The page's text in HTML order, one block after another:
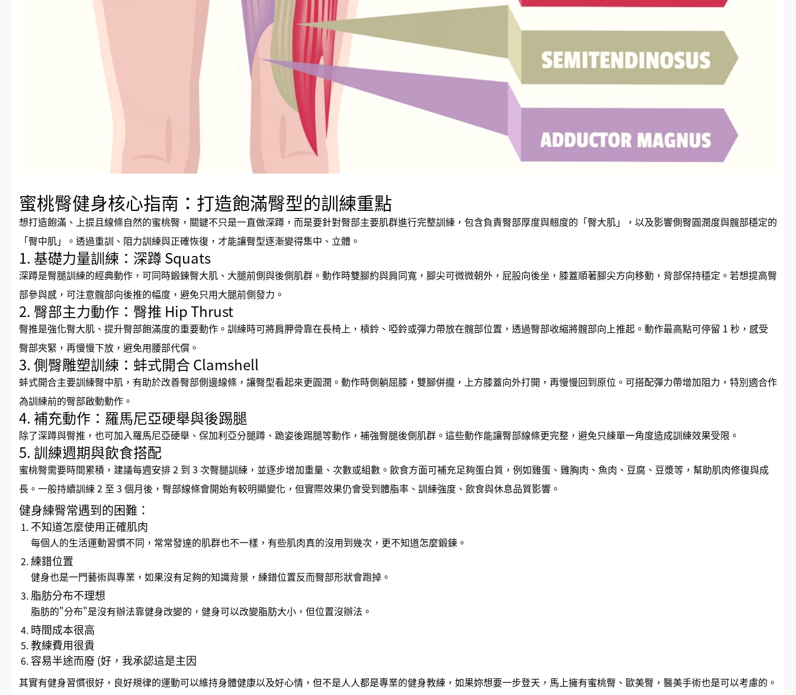
蜜桃臀健身核心指南：打造飽滿臀型的訓練重點
想打造飽滿、上提且線條自然的蜜桃臀，關鍵不只是一直做深蹲，而是要針對臀部主要肌群進行完整訓練，包含負責臀部厚度與翹度的「臀大肌」，以及影響側臀圓潤度與髖部穩定的
「臀中肌」。透過重訓、阻力訓練與正確恢復，才能讓臀型逐漸變得集中、立體。
1. 基礎力量訓練：深蹲 Squats
深蹲是臀腿訓練的經典動作，可同時鍛鍊臀大肌、大腿前側與後側肌群。動作時雙腳約與肩同寬，腳尖可微微朝外，屁股向後坐，膝蓋順著腳尖方向移動，背部保持穩定。若想提高臀
部參與感，可注意髖部向後推的幅度，避免只用大腿前側發力。
2. 臀部主力動作：臀推 Hip Thrust
臀推是強化臀大肌、提升臀部飽滿度的重要動作。訓練時可將肩胛骨靠在長椅上，槓鈴、啞鈴或彈力帶放在髖部位置，透過臀部收縮將髖部向上推起。動作最高點可停留 1 秒，感受
臀部夾緊，再慢慢下放，避免用腰部代償。
3. 側臀雕塑訓練：蚌式開合 Clamshell
蚌式開合主要訓練臀中肌，有助於改善臀部側邊線條，讓臀型看起來更圓潤。動作時側躺屈膝，雙腳併攏，上方膝蓋向外打開，再慢慢回到原位。可搭配彈力帶增加阻力，特別適合作
為訓練前的臀部啟動動作。
4. 補充動作：羅馬尼亞硬舉與後踢腿
除了深蹲與臀推，也可加入羅馬尼亞硬舉、保加利亞分腿蹲、跪姿後踢腿等動作，補強臀腿後側肌群。這些動作能讓臀部線條更完整，避免只練單一角度造成訓練效果受限。
5. 訓練週期與飲食搭配
蜜桃臀需要時間累積，建議每週安排 2 到 3 次臀腿訓練，並逐步增加重量、次數或組數。飲食方面可補充足夠蛋白質，例如雞蛋、雞胸肉、魚肉、豆腐、豆漿等，幫助肌肉修復與成
長。一般持續訓練 2 至 3 個月後，臀部線條會開始有較明顯變化，但實際效果仍會受到體脂率、訓練強度、飲食與休息品質影響。
健身練臀常遇到的困難：
不知道怎麼使用正確肌肉
每個人的生活運動習慣不同，常常發達的肌群也不一樣，有些肌肉真的沒用到幾次，更不知道怎麼鍛鍊。
練錯位置
健身也是一門藝術與專業，如果沒有足夠的知識背景，練錯位置反而臀部形狀會跑掉。
脂肪分布不理想
脂肪的"分布"是沒有辦法靠健身改變的，健身可以改變脂肪大小，但位置沒辦法。
時間成本很高
教練費用很貴
容易半途而廢 (好，我承認這是主因
其實有健身習慣很好，良好規律的運動可以維持身體健康以及好心情，但不是人人都是專業的健身教練，如果妳想要一步登天，馬上擁有蜜桃臀、歐美臀，醫美手術也是可以考慮的。